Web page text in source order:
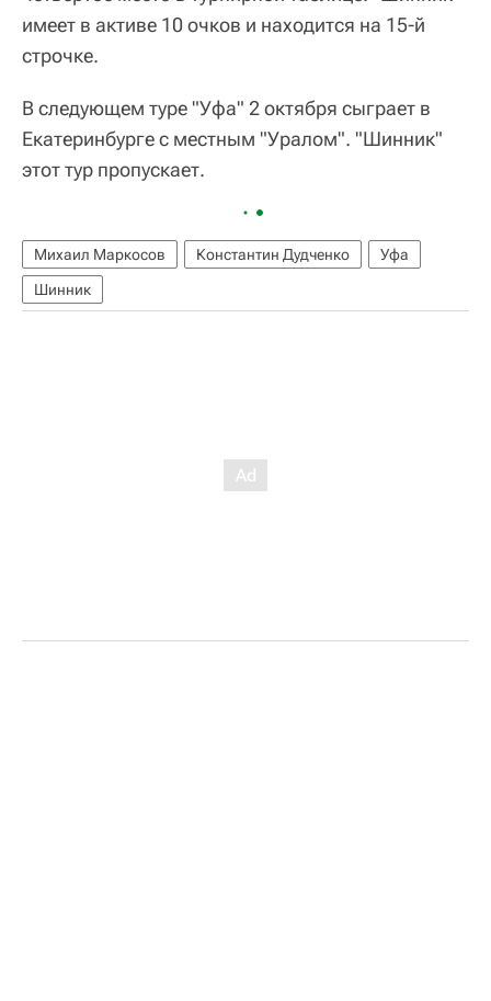
имеет в активе 10 очков и находится на 15-й
строчке.
В следующем туре "Уфа" 2 октября сыграет в
Екатеринбурге с местным "Уралом". "Шинник"
этот тур пропускает.
Михаил Маркосов Константин Дудченко
Уфа
Шинник